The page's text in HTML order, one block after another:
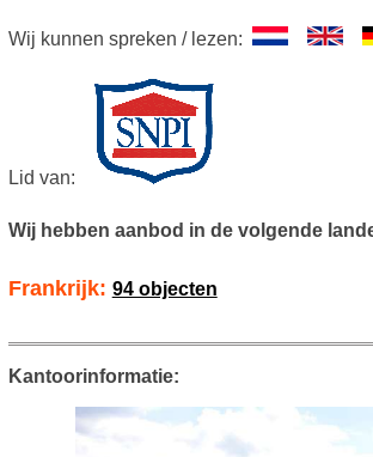
Wij kunnen spreken / lezen:
Lid van:
Wij hebben aanbod in de volgende
Frankrijk: 94 objecten
Kantoorinformatie: